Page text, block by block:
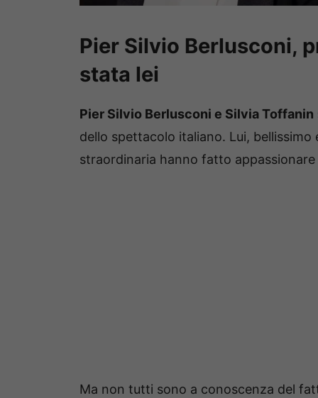
Pier Silvio Berlusconi,
stata lei
Pier Silvio Berlusconi e Silvia Toffanin
dello spettacolo italiano. Lui,
straordinaria hanno fatto
Ma non tutti sono a conoscenza del